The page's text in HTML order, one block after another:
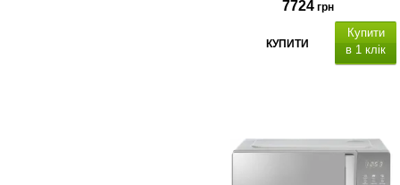
7724 грн
КУПИТИ
Купити
в 1 клік